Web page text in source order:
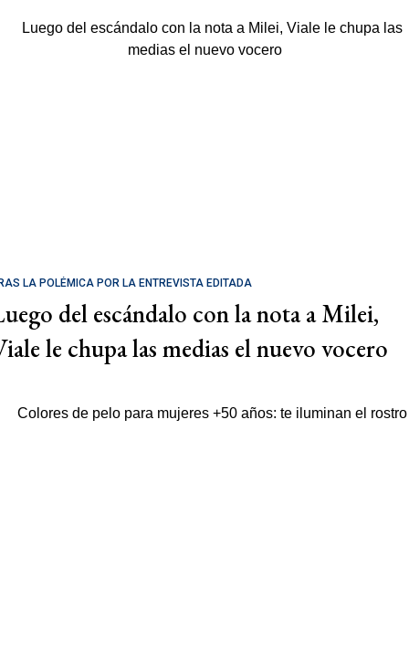
LA POLÉMICA POR LA ENTREVISTA EDITADA
del escándalo con la nota a Milei,
le chupa las medias el nuevo vocero